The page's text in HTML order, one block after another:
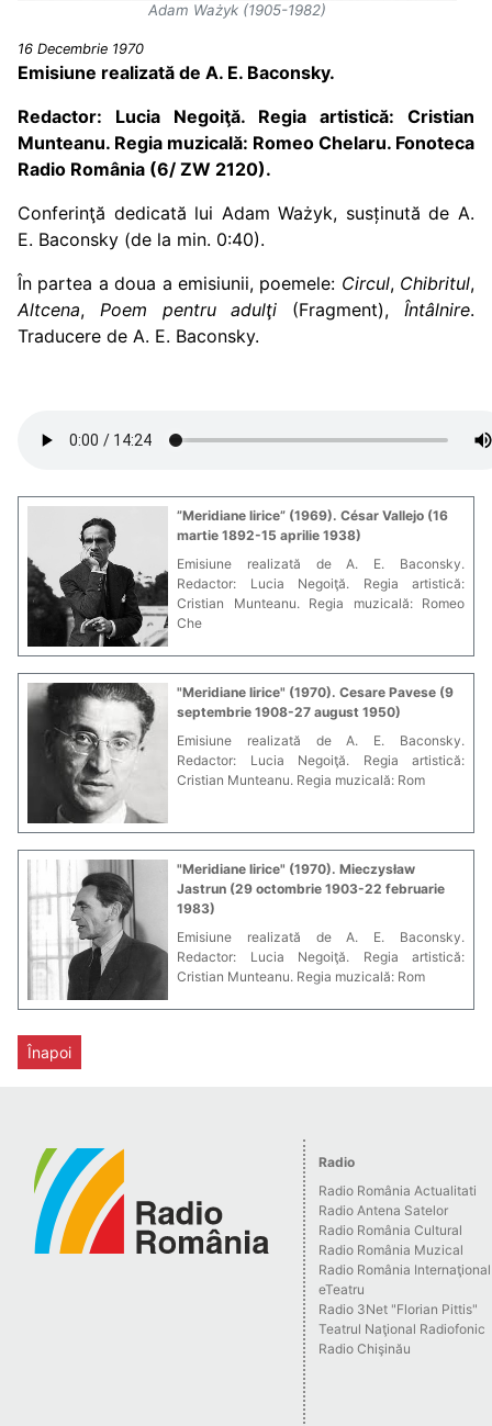
Adam Ważyk (1905-1982)
16 Decembrie 1970
Emisiune realizată de A. E. Baconsky.
Redactor: Lucia Negoiţă. Regia artistică: Cristian
Munteanu. Regia muzicală: Romeo Chelaru. Fonoteca
Radio România (6/ ZW 2120).
Conferinţă dedicată lui Adam Ważyk, susținută de A.
E. Baconsky (de la min. 0:40).
În partea a doua a emisiunii, poemele: Circul, Chibritul,
Altcena, Poem pentru adulţi (Fragment),Întâlnire.
Traducere de A. E. Baconsky.
”Meridiane lirice” (1969). César Vallejo (16
martie 1892-15 aprilie 1938)
Emisiune realizată de A. E. Baconsky.
Redactor: Lucia Negoiţă. Regia artistică:
Cristian Munteanu. Regia muzicală: Romeo
Che
"Meridiane lirice" (1970). Cesare Pavese (9
septembrie 1908-27 august 1950)
Emisiune realizată de A. E. Baconsky.
Redactor: Lucia Negoiţă. Regia artistică:
Cristian Munteanu. Regia muzicală: Rom
"Meridiane lirice" (1970). Mieczysław
Jastrun (29 octombrie 1903-22 februarie
1983)
Emisiune realizată de A. E. Baconsky.
Redactor: Lucia Negoiţă. Regia artistică:
Cristian Munteanu. Regia muzicală: Rom
Înapoi
Radio
Radio România Actualitati
Radio Antena Satelor
Radio România Cultural
Radio România Muzical
Radio România Internaţional
eTeatru
Radio 3Net "Florian Pittis"
Teatrul Naţional Radiofonic
Radio Chişinău